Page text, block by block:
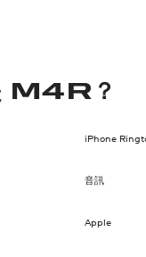
M4R？
iPhone
音訊
Apple